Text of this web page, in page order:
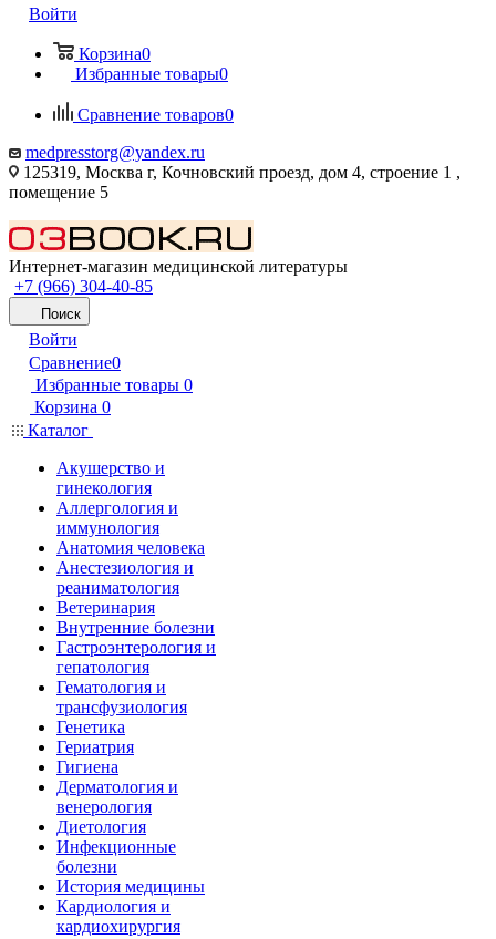
Войти
Корзина0
Избранные товары0
Сравнение товаров0
medpresstorg@yandex.ru
125319, Москва г, Кочновский проезд, дом 4, строение 1 ,
помещение 5
Интернет-магазин медицинской литературы
+7 (966) 304-40-85
Поиск
Войти
Сравнение0
Избранные товары 0
Корзина 0
Каталог
Акушерство и
гинекология
Аллергология и
иммунология
Анатомия человека
Анестезиология и
реаниматология
Ветеринария
Внутренние болезни
Гастроэнтерология и
гепатология
Гематология и
трансфузиология
Генетика
Гериатрия
Гигиена
Дерматология и
венерология
Диетология
Инфекционные
болезни
История медицины
Кардиология и
кардиохирургия